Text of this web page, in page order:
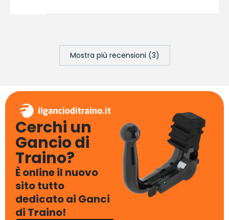
Mostra più recensioni (3)
Cerchi un
Gancio di
Traino?
È online il nuovo
sito tutto
dedicato ai Ganci
di Traino!